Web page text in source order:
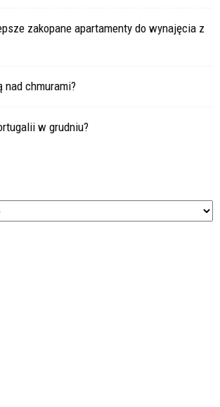
zakopane apartamenty do wynajęcia z
nad chmurami?
w grudniu?